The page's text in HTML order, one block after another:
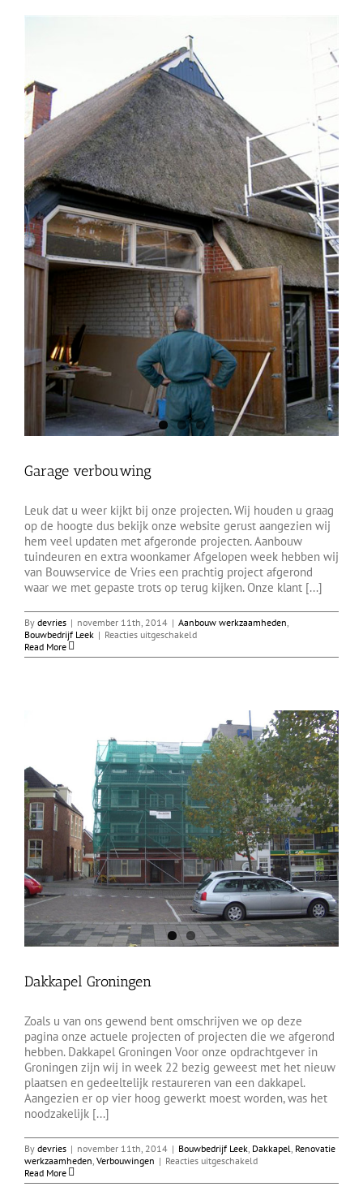
Garage verbouwing
Leuk dat u weer kijkt bij onze projecten. Wij houden u graag
op de hoogte dus bekijk onze website gerust aangezien wij
hem veel updaten met afgeronde projecten. Aanbouw
tuindeuren en extra woonkamer Afgelopen week hebben wij
van Bouwservice de Vries een prachtig project afgerond
waar we met gepaste trots op terug kijken. Onze klant [...]
By devries | november 11th, 2014 | Aanbouw werkzaamheden
Bouwbedrijf Leek | Reacties uitgeschakeldvoor
verbouwing
Read More
Dakkapel Groningen
Zoals u van ons gewend bent omschrijven we op deze
pagina onze actuele projecten of projecten die we afgerond
hebben. Dakkapel Groningen Voor onze opdrachtgever in
Groningen zijn wij in week 22 bezig geweest met het nieuw
plaatsen en gedeeltelijk restaureren van een dakkapel.
Aangezien er op vier hoog gewerkt moest worden, was het
noodzakelijk [...]
By devries | november 11th, 2014 | Bouwbedrijf Leek Dakkapel Renovatie
werkzaamheden Verbouwingen | Reacties uitgeschakeldvoor
Groningen
Read More